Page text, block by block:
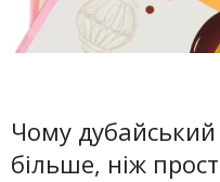
Чому
більше, ніж